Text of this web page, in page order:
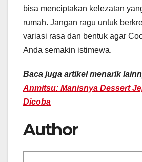
bisa menciptakan kelezatan
rumah. Jangan ragu untuk
variasi rasa dan bentuk agar
Anda semakin istimewa.
Baca juga artikel menarik
Anmitsu: Manisnya Dessert
Dicoba
Author